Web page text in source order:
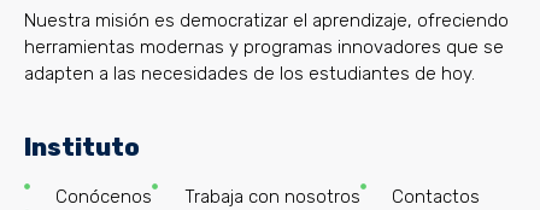
Nuestra misión es democratizar el aprendizaje, ofreciendo
herramientas modernas y programas innovadores que se
adapten a las necesidades de los estudiantes de hoy.
Instituto
Conócenos Trabaja con nosotros
Contactos